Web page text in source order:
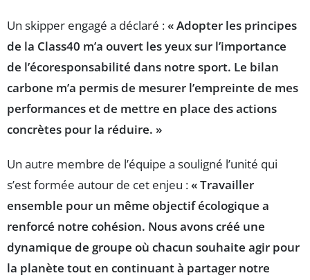
Un skipper engagé a déclaré :« Adopter les principes
de la Class40 m’a ouvert les yeux sur l’importance
de l’écoresponsabilité dans notre sport. Le bilan
carbone m’a permis de mesurer l’empreinte de mes
performances et de mettre en place des actions
concrètes pour la réduire. »
Un autre membre de l’équipe a souligné l’unité qui
s’est formée autour de cet enjeu :« Travailler
ensemble pour un même objectif écologique a
renforcé notre cohésion. Nous avons créé une
dynamique de groupe où chacun souhaite agir pour
la planète tout en continuant à partager notre